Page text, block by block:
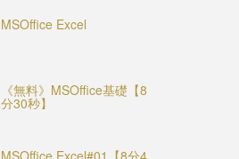
MSOffice Excel
《無料》MSOffice基礎【8
分30秒】
MSOffice Excel#01【8分4